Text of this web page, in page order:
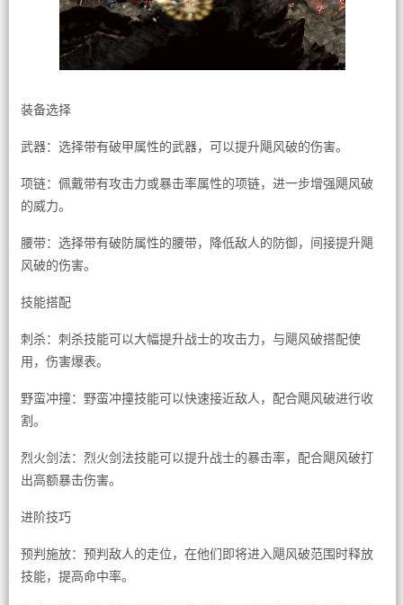
装备选择
武器：选择带有破甲属性的武器，可以提升飓风破的伤害。
项链：佩戴带有攻击力或暴击率属性的项链，进一步增强飓风破
的威力。
腰带：选择带有破防属性的腰带，降低敌人的防御，间接提升飓
风破的伤害。
技能搭配
刺杀：刺杀技能可以大幅提升战士的攻击力，与飓风破搭配使
用，伤害爆表。
野蛮冲撞：野蛮冲撞技能可以快速接近敌人，配合飓风破进行收
割。
烈火剑法：烈火剑法技能可以提升战士的暴击率，配合飓风破打
出高额暴击伤害。
进阶技巧
预判施放：预判敌人的走位，在他们即将进入飓风破范围时释放
技能，提高命中率。